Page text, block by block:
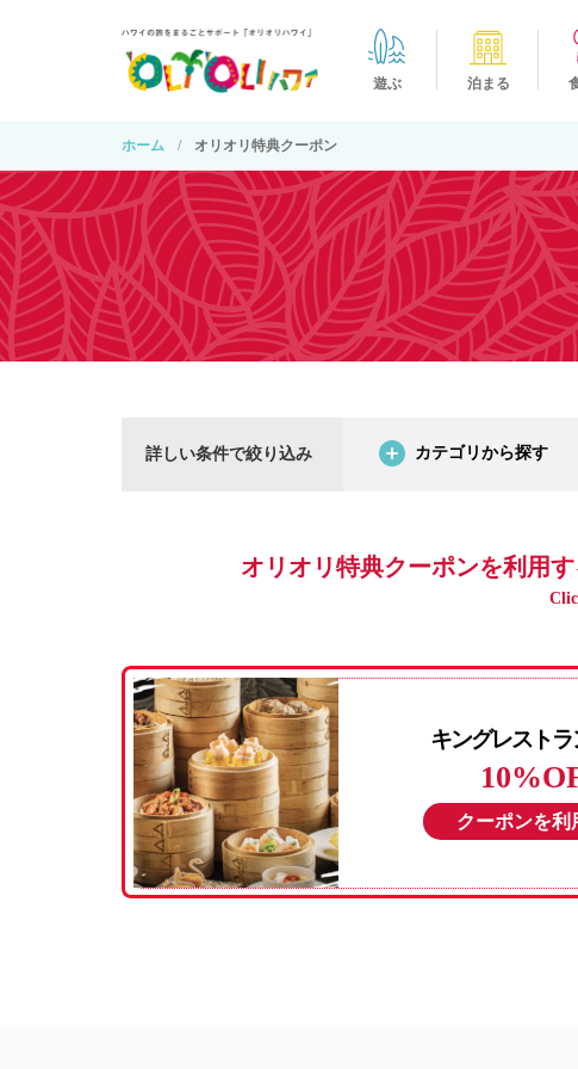
遊ぶ 泊まる
ホーム オリオリ特典クーポン
詳しい条件で絞り込み カテゴリから探す
オリオリ特典クーポンを利用
キングレスト
クーポンを利